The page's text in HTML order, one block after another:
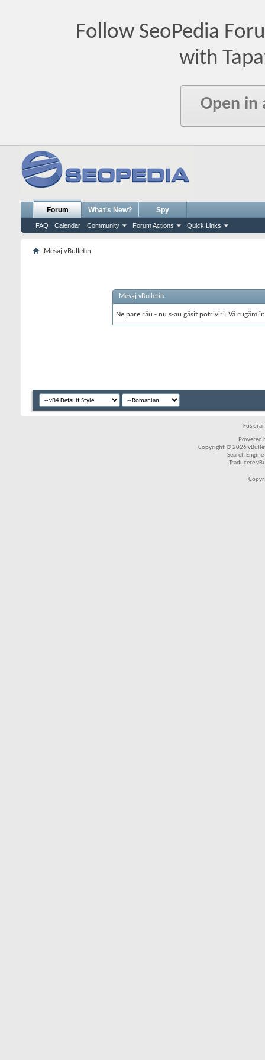
Follow SeoPedia
with
Open in
Forum
FAQ Calendar Community Forum Actions Quick Links
What's New? Spy
Mesaj vBulletin
Mesaj vBulletin
Ne pare rău - nu s-au găsit potriviri. Vă rugăm
Fus
Powered
Copyright © 2026
Search
Traducere